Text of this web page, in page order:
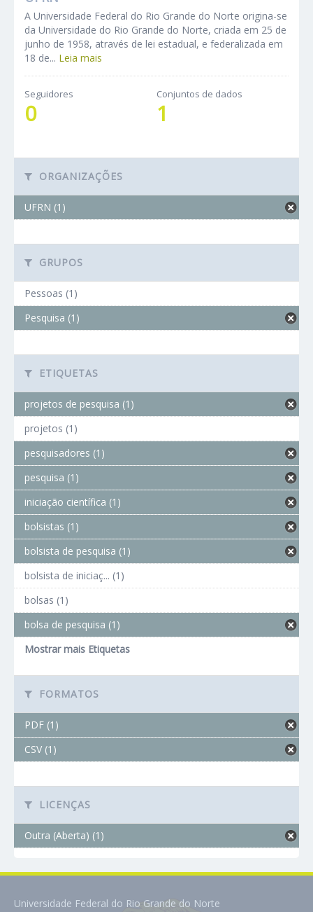
A Universidade Federal do Rio Grande do Norte origina-se
da Universidade do Rio Grande do Norte, criada em 25 de
junho de 1958, através de lei estadual, e federalizada em
18 de... Leia mais
Seguidores
0
Conjuntos de dados
1
ORGANIZAÇÕES
UFRN (1)
GRUPOS
Pessoas (1)
Pesquisa (1)
ETIQUETAS
projetos de pesquisa (1)
projetos (1)
pesquisadores (1)
pesquisa (1)
iniciação científica (1)
bolsistas (1)
bolsista de pesquisa (1)
bolsista de iniciaç... (1)
bolsas (1)
bolsa de pesquisa (1)
Mostrar mais Etiquetas
FORMATOS
PDF (1)
CSV (1)
LICENÇAS
Outra (Aberta) (1)
Universidade Federal do Rio Grande do Norte